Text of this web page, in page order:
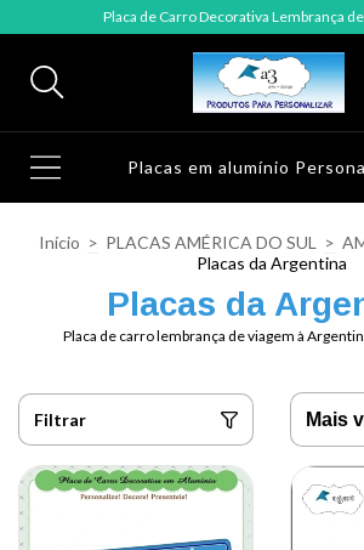
Placa de Carro Decorativa Lembrança
Placas em alumínio
Início > PLACAS AMÉRICA DO SUL >
Placas da Argentina
Placas da
Placa de carro lembrança de viagem à
Filtrar